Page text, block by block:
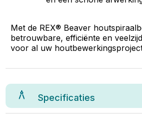
Met de REX® Beaver
betrouwbare, efficiënte en
voor al uw
Specificaties